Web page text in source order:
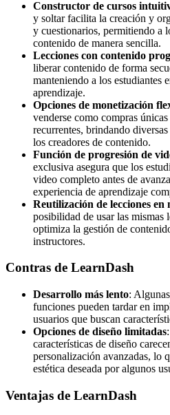
Constructor de cursos
y soltar facilita la creación y
y cuestionarios, permitiendo a
contenido de manera sencilla.
Lecciones con contenido
liberar contenido de forma
manteniendo a los estudiantes
aprendizaje.
Opciones de monetización
venderse como compras
recurrentes, brindando
los creadores de contenido.
Función de progresión de
exclusiva asegura que los
video completo antes de
experiencia de aprendizaje
Reutilización de lecciones en
posibilidad de usar las mismas
optimiza la gestión de
instructores.
Contras de LearnDash
Desarrollo más lento:
funciones pueden tardar en
usuarios que buscan
Opciones de diseño limitadas
características de diseño
personalización avanzadas, lo
estética deseada por algunos
Ventajas de LearnDash